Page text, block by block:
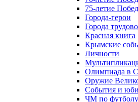
75-летие
Города-герои
Города
Красная книга
Крымские
Личности
Олимпиада в
Оружие
События и
ЧМ по